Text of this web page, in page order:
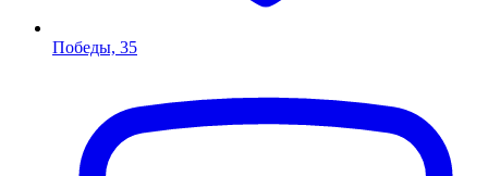
Победы, 35